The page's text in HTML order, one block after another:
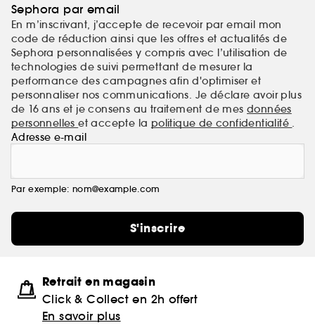
Sephora par email
En m’inscrivant, j’accepte de recevoir par email mon
code de réduction ainsi que les offres et actualités de
Sephora personnalisées y compris avec l’utilisation de
technologies de suivi permettant de mesurer la
performance des campagnes afin d'optimiser et
personnaliser nos communications. Je déclare avoir plus
de 16 ans et je consens au traitement de mes données
personnelleset accepte la politique de confidentialité .
Adresse e-mail
Par exemple: nom@example.com
S'inscrire
Retrait en magasin
Click & Collect en 2h offert
En savoir plus